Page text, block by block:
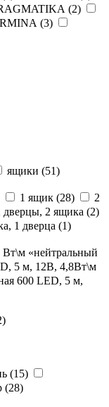
(2)
(3)
ящики (51)
1 ящик (28)
2
дверцы, 2 ящика (2)
1 дверца (1)
Вт\м «нейтральный
5 м, 12В, 4,8Вт\м
600 LED, 5 м,
)
(15)
(28)